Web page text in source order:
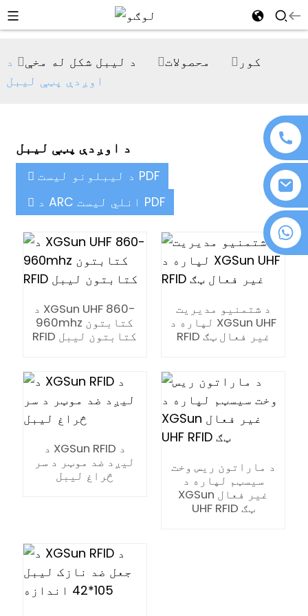
+۸۶ ۱۸۰۷۶۳۷۲۱۳۹
کور محصولات د لیبل شکل له مخې
د
اوږدې پټې لیبل
د اوږدې پټې لیبل
د لیبلونو لیست PDF
د ARC انلي لیست PDF
د XGSun UHF 860-
960mhz کتابتون
RFID کتابتون لیبل
د شتمنیو مدیریت
لپاره د XGSun UHF
RFID غیر فعال ټګ
د XGSun RFID د
لیږد ضد موټر د سر
څراغ لیبل
د ماراتون ریس وخت
سیسټم لپاره د
XGSun غیر فعال
UHF RFID ټګ